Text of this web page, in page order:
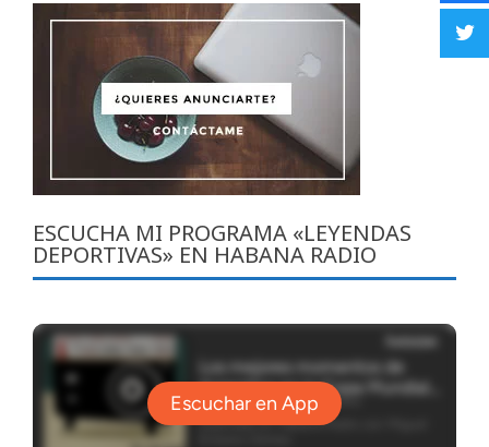
ESCUCHA MI PROGRAMA «LEYENDAS
DEPORTIVAS» EN HABANA RADIO